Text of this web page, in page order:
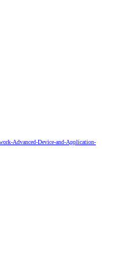
Advanced-Device-and-Application-